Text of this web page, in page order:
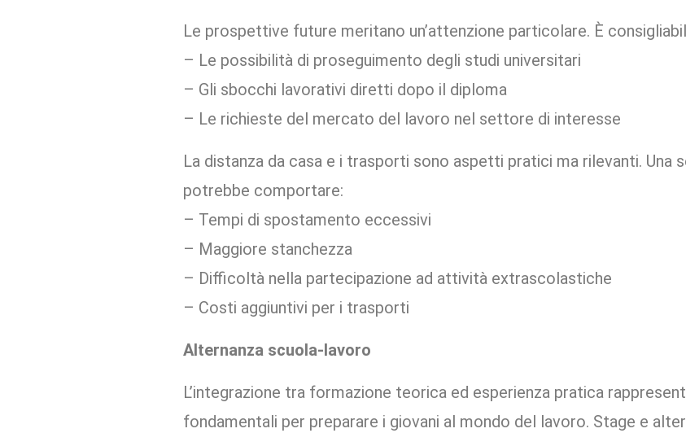
Le prospettive future meritano un’attenzione particolare. È
– Le possibilità di proseguimento degli studi universitari
– Gli sbocchi lavorativi diretti dopo il diploma
– Le richieste del mercato del lavoro nel settore di interesse
La distanza da casa e i trasporti sono aspetti pratici ma rilevanti. Una
potrebbe comportare:
– Tempi di spostamento eccessivi
– Maggiore stanchezza
– Difficoltà nella partecipazione ad attività extrascolastiche
– Costi aggiuntivi per i trasporti
Alternanza scuola-lavoro
L’integrazione tra formazione teorica ed esperienza pratica
fondamentali per preparare i giovani al mondo del lavoro. Stage e